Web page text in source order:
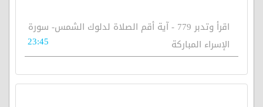
اقرأ وتدبر 779 - آية أقم الصلاة لدلوك الشمس- سورة
الإسراء المباركة
23:45